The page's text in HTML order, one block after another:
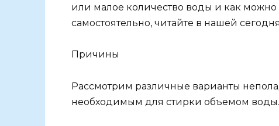
или малое количество воды и как
самостоятельно, читайте в нашей
Причины
Рассмотрим различные варианты
необходимым для стирки объемом воды.